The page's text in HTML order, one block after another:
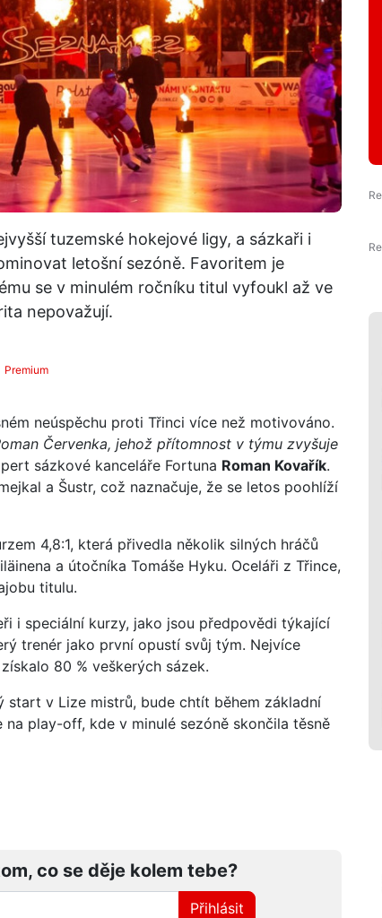
tuzemské hokejové ligy, a sázkaři i
letošní sezóně. Favoritem je
se v minulém ročníku titul vyfoukl až ve
nepovažují.
Premium
neúspěchu proti Třinci více než motivováno.
Červenka, jehož přítomnost v týmu zvyšuje
sázkové kanceláře Fortuna Roman Kovařík.
a Šustr, což naznačuje, že se letos poohlíží
4,8:1, která přivedla několik silných hráčů
a útočníka Tomáše Hyku. Oceláři z Třince,
titulu.
i speciální kurzy, jako jsou předpovědi týkající
trenér jako první opustí svůj tým. Nejvíce
80 % veškerých sázek.
start v Lize mistrů, bude chtít během základní
play-off, kde v minulé sezóně skončila těsně
co se děje kolem tebe?
Přihlásit